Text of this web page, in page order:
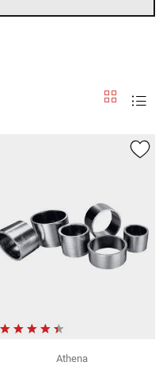
Athena